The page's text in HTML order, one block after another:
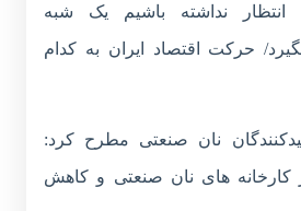
انتظار نداشته باشیم یک شبه
حرکت اقتصاد ایران به کدام
نان صنعتی مطرح کرد:
کارخانه های نان صنعتی و کاهش